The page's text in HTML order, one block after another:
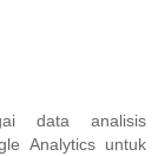
data analisis
Analytics untuk